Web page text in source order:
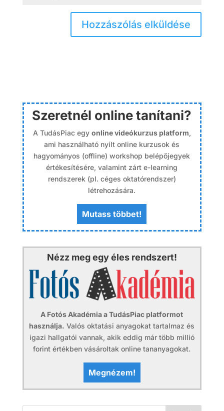
Szeretnél online tanítani?
A TudásPiac egy online videókurzus platform,
ami használható nyílt online kurzusok és
hagyományos (offline) workshop belépőjegyek
értékesítésére, valamint zárt e-learning
rendszerek (pl. céges oktatórendszer)
létrehozására.
Mutass többet!
Nézz meg egy éles rendszert!
A Fotós Akadémia a TudásPiac platformot
használja. Valós oktatási anyagokat tartalmaz és
igazi hallgatói vannak, akik eddig már több millió
forint értékben vásároltak online tananyagokat.
Megnézem!